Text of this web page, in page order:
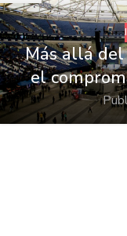
Más allá
el